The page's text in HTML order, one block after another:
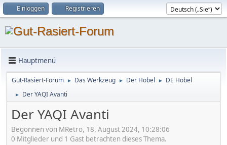
Einloggen Registrieren
Hauptmenü
Gut-Rasiert-Forum ► Das Werkzeug ► Der Hobel ► DE Hobel
► Der YAQI Avanti
Der YAQI Avanti
Begonnen von MRetro, 18. August 2024, 10:28:06
0 Mitglieder und 1 Gast betrachten dieses Thema.